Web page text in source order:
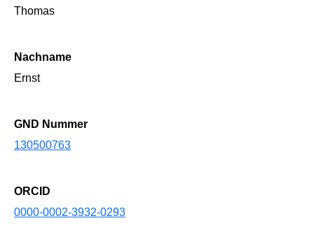
Thomas
Nachname
Ernst
GND Nummer
130500763
ORCID
0000-0002-3932-0293